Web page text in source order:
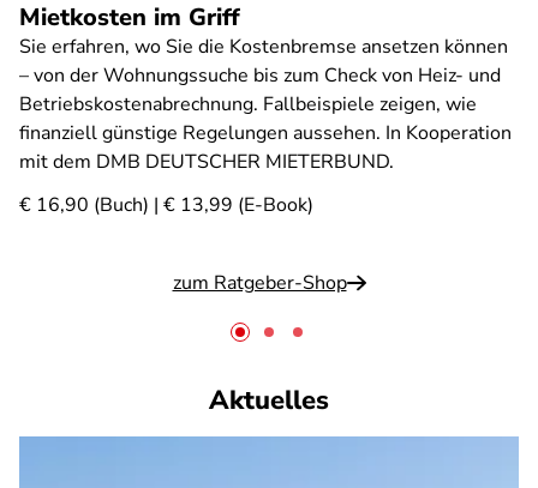
Mietkosten im Griff
Sie erfahren, wo Sie die Kostenbremse ansetzen können
– von der Wohnungssuche bis zum Check von Heiz- und
Betriebskostenabrechnung. Fallbeispiele zeigen, wie
finanziell günstige Regelungen aussehen. In Kooperation
mit dem DMB DEUTSCHER MIETERBUND.
€ 16,90 (Buch) | € 13,99 (E-Book)
zum Ratgeber-Shop
Aktuelles